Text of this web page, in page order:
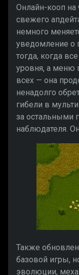
Онлайн-кооп на
свежего
немного
уведомление о
тогда, когда
уровня, а меню
всех — она
ненадолго
гибели в
за остальными
наблюдателя.
Также
базовой игры,
эволюции,